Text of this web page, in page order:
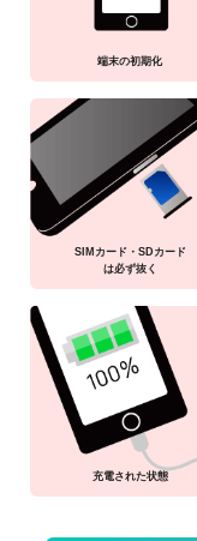
端末の初期化
SIMカード・SDカード
は必ず抜く
充電された状態